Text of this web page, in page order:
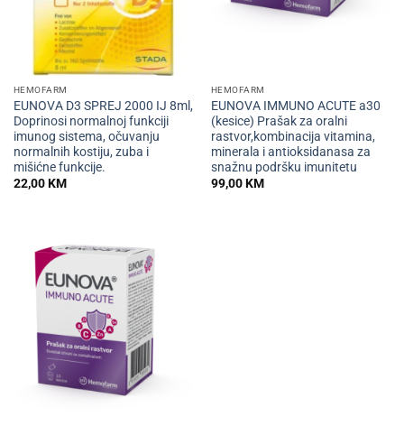
HEMOFARM
EUNOVA D3 SPREJ 2000 IJ 8ml,
Doprinosi normalnoj funkciji
imunog sistema, očuvanju
normalnih kostiju, zuba i
mišićne funkcije.
22,00KM
HEMOFARM
EUNOVA IMMUNO ACUTE a30
(kesice) Prašak za oralni
rastvor,kombinacija vitamina,
minerala i antioksidanasa za
snažnu podršku imunitetu
99,00KM